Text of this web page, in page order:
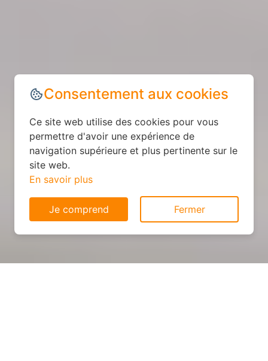
Consentement aux cookies
Ce site web utilise des cookies pour vous
permettre d'avoir une expérience de
navigation supérieure et plus pertinente sur le
site web.
En savoir plus
Je comprend Fermer